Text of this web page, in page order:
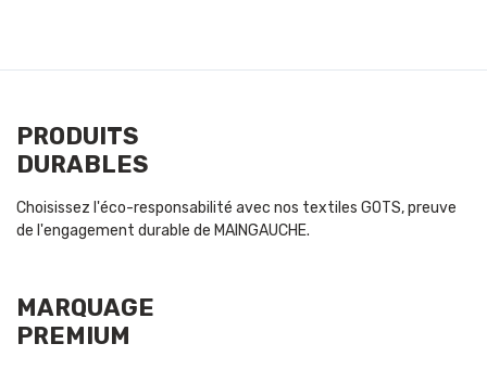
PRODUITS
DURABLES
Choisissez l'éco-responsabilité avec nos textiles GOTS, preuve
de l'engagement durable de MAINGAUCHE.
MARQUAGE
PREMIUM